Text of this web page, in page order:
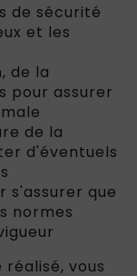
de sécurité
et les
de la
pour assurer
de la
d'éventuels
s'assurer que
normes
vous